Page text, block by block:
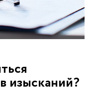
изысканий?